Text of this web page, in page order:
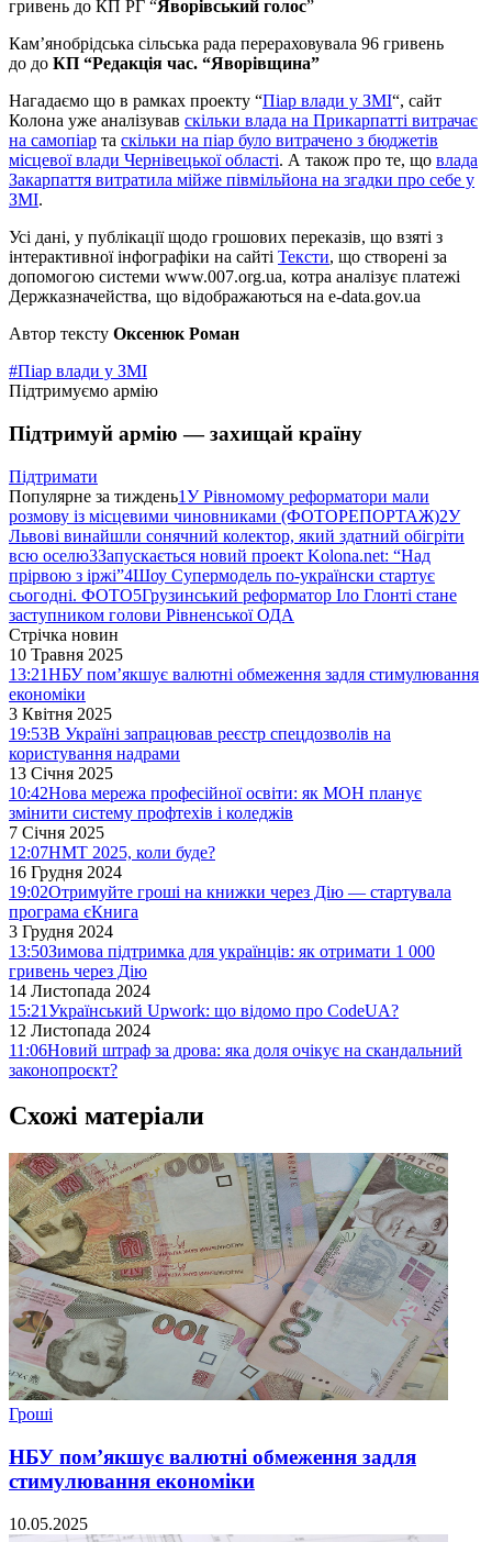
гривень до КП РГ “Яворівський голос”
Кам’янобрідська сільська рада перераховувала 96 гривень
до до КП “Редакція час. “Яворівщина”
Нагадаємо що в рамках проекту “Піар влади у ЗМІ“, сайт
Колона уже аналізував скільки влада на Прикарпатті витрачає
на самопіар та скільки на піар було витрачено з бюджетів
місцевої влади Чернівецької області. А також про те, що влада
Закарпаття витратила мійже півмільйона на згадки про себе у
ЗМІ.
Усі дані, у публікації щодо грошових переказів, що взяті з
інтерактивної інфографіки на сайті Тексти, що створені за
допомогою системи www.007.org.ua, котра аналізує платежі
Держказначейства, що відображаються на e-data.gov.ua
Автор тексту Оксенюк Роман
#Піар влади у ЗМІ
Підтримуємо армію
Підтримуй армію — захищай країну
Підтримати
Популярне за тиждень1У Рівномому реформатори мали
розмову із місцевими чиновниками (ФОТОРЕПОРТАЖ)2У
Львові винайшли сонячний колектор, який здатний обігріти
всю оселю3Запускається новий проект Kolona.net: “Над
прірвою з іржі”4Шоу Супермодель по-українски стартує
сьогодні. ФОТО5Грузинський реформатор Іло Глонті стане
заступником голови Рівненської ОДА
Стрічка новин
10 Травня 2025
13:21НБУ пом’якшує валютні обмеження задля стимулювання
економіки
3 Квітня 2025
19:53В Україні запрацював реєстр спецдозволів на
користування надрами
13 Січня 2025
10:42Нова мережа професійної освіти: як МОН планує
змінити систему профтехів і коледжів
7 Січня 2025
12:07НМТ 2025, коли буде?
16 Грудня 2024
19:02Отримуйте гроші на книжки через Дію — стартувала
програма єКнига
3 Грудня 2024
13:50Зимова підтримка для українців: як отримати 1 000
гривень через Дію
14 Листопада 2024
15:21Український Upwork: що відомо про CodeUA?
12 Листопада 2024
11:06Новий штраф за дрова: яка доля очікує на скандальний
законопроєкт?
Схожі матеріали
Гроші
НБУ пом’якшує валютні обмеження задля
стимулювання економіки
10.05.2025